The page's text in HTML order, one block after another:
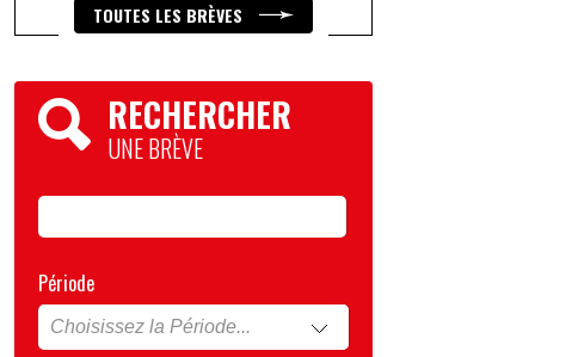
TOUTES LES BRÈVES
RECHERCHER
UNE BRÈVE
Période